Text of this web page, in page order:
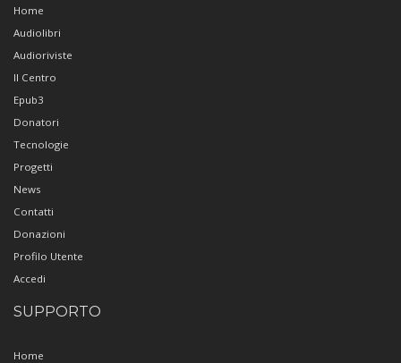
Home
Audiolibri
Audioriviste
Il Centro
Epub3
Donatori
Tecnologie
Progetti
News
Contatti
Donazioni
Profilo Utente
Accedi
SUPPORTO
Home